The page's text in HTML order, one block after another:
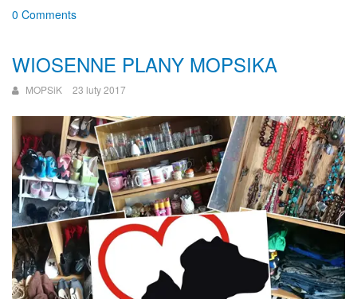
0 Comments
WIOSENNE PLANY MOPSIKA
MOPSiK 23 luty 2017